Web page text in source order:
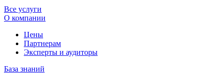
Все услуги
О компании
Цены
Партнерам
Эксперты и аудиторы
База знаний